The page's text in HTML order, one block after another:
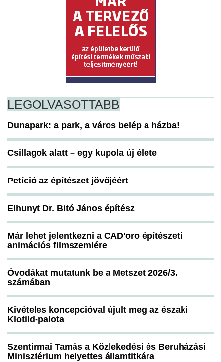
LEGOLVASOTTABB
Dunapark: a park, a város belép a házba!
Csillagok alatt – egy kupola új élete
Petíció az építészet jövőjéért
Elhunyt Dr. Bitó János építész
Már lehet jelentkezni a CAD'oro építészeti
animációs filmszemlére
Óvodákat mutatunk be a Metszet 2026/3.
számában
Kivételes koncepcióval újult meg az északi
Klotild-palota
Szentirmai Tamás a Közlekedési és Beruházási
Minisztérium helyettes államtitkára